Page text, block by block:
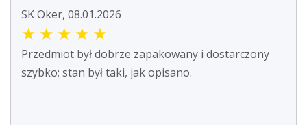
SK Oker, 08.01.2026
★ ★ ★ ★ ★
Przedmiot był dobrze zapakowany i dostarczony
szybko; stan był taki, jak opisano.